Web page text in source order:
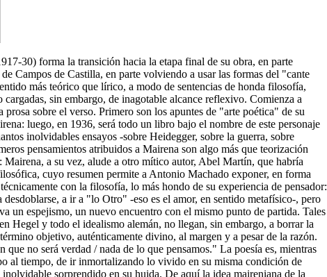
30) forma la transición hacia la etapa final de su obra, en parte
Campos de Castilla, en parte volviendo a usar las formas del "cante
más teórico que lírico, a modo de sentencias de honda filosofía,
cargadas, sin embargo, de inagotable alcance reflexivo. Comienza a
sobre el verso. Primero son los apuntes de "arte poética" de su
luego, en 1936, será todo un libro bajo el nombre de este personaje
inolvidables ensayos -sobre Heidegger, sobre la guerra, sobre
pensamientos atribuidos a Mairena son algo más que teorización
Mairena, a su vez, alude a otro mítico autor, Abel Martín, que habría
cuyo resumen permite a Antonio Machado exponer, en forma
con la filosofía, lo más hondo de su experiencia de pensador:
desdoblarse, a ir a "lo Otro" -eso es el amor, en sentido metafísico-, pero
un espejismo, un nuevo encuentro con el mismo punto de partida. Tales
Hegel y todo el idealismo alemán, no llegan, sin embargo, a borrar la
objetivo, auténticamente divino, al margen y a pesar de la razón.
que no será verdad / nada de lo que pensamos." La poesía es, mientras
al tiempo, de ir inmortalizando lo vivido en su misma condición de
sorprendido en su huida. De aquí la idea maireniana de la